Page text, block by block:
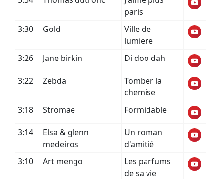
paris
3:30
Gold
Ville de
lumiere
3:26
Jane birkin Di doo dah
3:22 Zebda
Tomber la
chemise
3:18
Stromae Formidable
3:14
Elsa & glenn
medeiros
Un roman
d'amitié
3:10
Art mengo
Les parfums
de sa vie